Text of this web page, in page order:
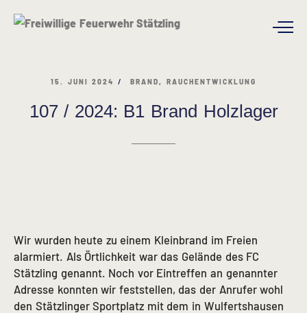
15. JUNI 2024 BRAND, RAUCHENTWICKLUNG
107 / 2024: B1 Brand Holzlager
Wir wurden heute zu einem Kleinbrand im Freien
alarmiert. Als Örtlichkeit war das Gelände des FC
Stätzling genannt. Noch vor Eintreffen an genannter
Adresse konnten wir feststellen, das der Anrufer wohl
den Stätzlinger Sportplatz mit dem in Wulfertshausen